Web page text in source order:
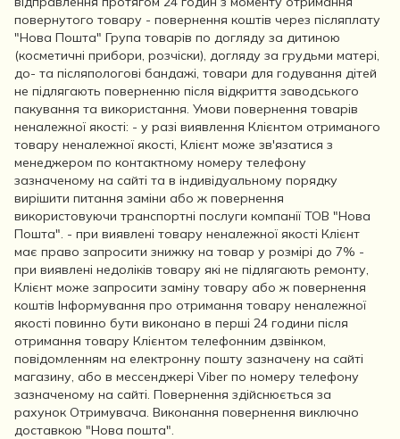
повернутого товару - повернення коштів через післяплату
"Нова Пошта" Група товарів по догляду за дитиною
(косметичні прибори, розчіски), догляду за грудьми матері,
до- та післяпологові бандажі, товари для годування дітей
не підлягають поверненню після відкриття заводського
пакування та використання. Умови повернення товарів
неналежної якості: - у разі виявлення Клієнтом отриманого
товару неналежної якості, Клієнт може зв'язатися з
менеджером по контактному номеру телефону
зазначеному на сайті та в індивідуальному порядку
вирішити питання заміни або ж повернення
використовуючи транспортні послуги компанії ТОВ "Нова
Пошта". - при виявлені товару неналежної якості Клієнт
має право запросити знижку на товар у розмірі до 7% -
при виявлені недоліків товару які не підлягають ремонту,
Клієнт може запросити заміну товару або ж повернення
коштів Інформування про отримання товару неналежної
якості повинно бути виконано в перші 24 години після
отримання товару Клієнтом телефонним дзвінком,
повідомленням на електронну пошту зазначену на сайті
магазину, або в мессенджері Viber по номеру телефону
зазначеному на сайті. Повернення здійснюється за
рахунок Отримувача. Виконання повернення виключно
доставкою "Нова пошта".